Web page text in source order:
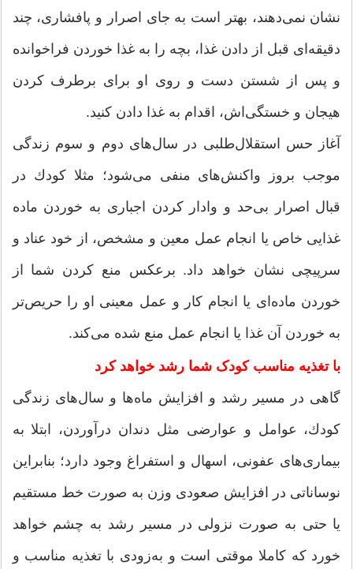
نشان نمی‌دهند، بهتر است به جای اصرار و پافشاری، چند
دقیقه‌ای قبل از دادن غذا، بچه را به غذا خوردن فراخوانده
و پس از شستن دست و روی او برای برطرف كردن
هیجان و خستگی‌اش، اقدام به غذا دادن كنید.
آغاز حس استقلال‌طلبی در سال‌های دوم و سوم زندگی
موجب بروز واكنش‌های منفی می‌شود؛ مثلا كودك در
قبال اصرار بی‌حد و وادار کردن اجباری به خوردن ماده
غذایی خاص یا انجام عمل معین و مشخص، از خود عناد و
سرپیچی نشان خواهد داد. برعكس منع كردن شما از
خوردن ماده‌ای یا انجام كار و عمل معینی او را حریص‌تر
به خوردن آن غذا یا انجام عمل منع شده می‌كند.
با تغذیه مناسب کودک شما رشد خواهد کرد
گاهی در مسیر رشد و افزایش ماه‌ها و سال‌های زندگی
كودك، عوامل و عوارضی مثل دندان درآوردن، ابتلا به
بیماری‌های عفونی،‌ اسهال و استفراغ وجود دارد؛ بنابراین
نوساناتی در افزایش صعودی وزن به صورت خط‌ مستقیم
یا حتی به صورت نزولی در مسیر رشد به چشم خواهد
خورد كه كاملا موقتی است و به‌زودی با تغذیه مناسب و